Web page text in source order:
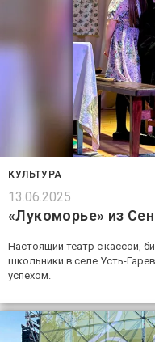
КУЛЬТУРА
13.06.2025
«Лукоморье» из
Настоящий театр с кассой,
школьники в селе Усть-
успехом.